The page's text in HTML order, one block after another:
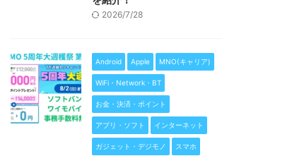
2026/7/28
Android Apple MNO(キャリア)
WiFi・Network・BT
お金・決済・ポイント
アプリ・ソフト インターネット
ガジェット・デジモノ スマホ